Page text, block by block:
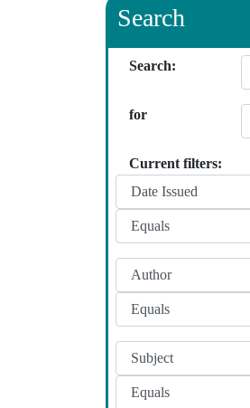
Search
Search:
for
Current filters: